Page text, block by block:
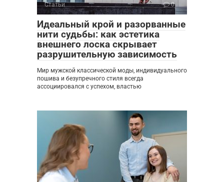
Статьи 0
Идеальный крой и разорванные
нити судьбы: как эстетика
внешнего лоска скрывает
разрушительную зависимость
Мир мужской классической моды, индивидуального
пошива и безупречного стиля всегда
ассоциировался с успехом, властью